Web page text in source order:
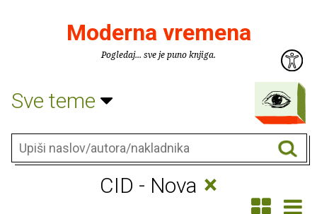
Moderna vremena
Pogledaj... sve je puno knjiga.
Sve teme
CID - Nova ×